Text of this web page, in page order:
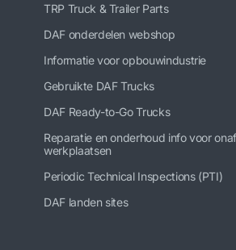
TRP Truck & Trailer Parts
DAF onderdelen webshop
Informatie voor opbouwindustrie
Gebruikte DAF Trucks
DAF Ready-to-Go Trucks
Reparatie en onderhoud info voor
werkplaatsen
Periodic Technical Inspections (PTI)
DAF landen sites